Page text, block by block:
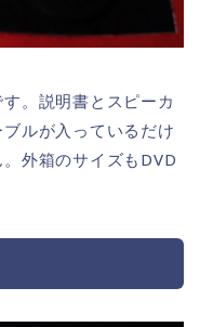
。説明書とスピーカ
ルが入っているだけ
外箱のサイズもDVD